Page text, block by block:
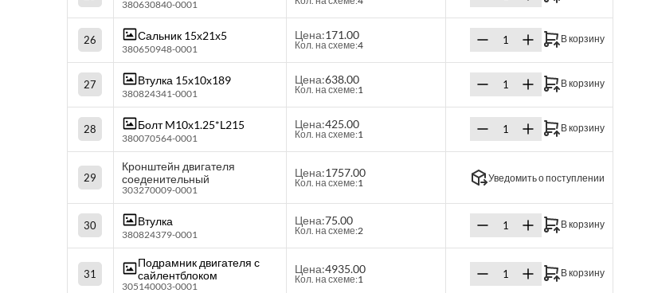
380630840-0001
26 Сальник 15х21х5
380650948-0001
Цена:171.00
Кол. на схеме:4
В корзину
27 Втулка 15х10х189
380824341-0001
Цена:638.00
Кол. на схеме:1
В корзину
28 Болт M10х1.25*L215
380070564-0001
Цена:425.00
Кол. на схеме:1
В корзину
29
Кронштейн двигателя
соеденительный
303270009-0001
Цена:1757.00
Кол. на схеме:1 Уведомить о поступлении
30 Втулка
380824379-0001
Цена:75.00
Кол. на схеме:2
В корзину
31
Подрамник двигателя с
сайлентблоком
305140003-0001
Цена:4935.00
Кол. на схеме:1
В корзину